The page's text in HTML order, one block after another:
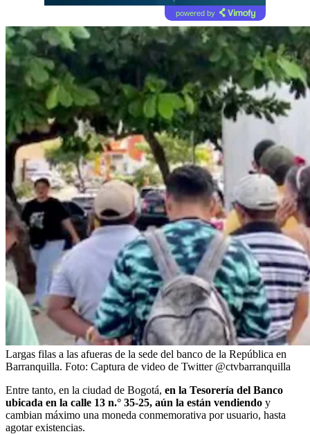
powered by
Largas filas a las afueras de la sede del banco de la República en
Barranquilla. Foto: Captura de video de Twitter @ctvbarranquilla
Entre tanto, en la ciudad de Bogotá, en la Tesorería del Banco
ubicada en la calle 13 n.° 35-25, aún la están vendiendo y
cambian máximo una moneda conmemorativa por usuario, hasta
agotar existencias.